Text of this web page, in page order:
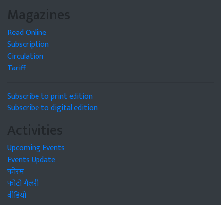
Magazines
Read Online
Subscription
Circulation
Tariff
Subscribe to print edition
Subscribe to digital edition
Activities
Upcoming Events
Events Update
फोरम
फोटो गैलरी
वीडियो